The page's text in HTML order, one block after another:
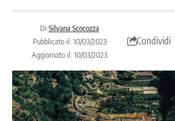
Di:Silvana Scocozza
Pubblicato il: 10/03/2023
Aggiornato il: 10/03/2023
Condividi